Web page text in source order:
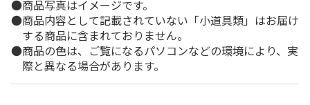
商品写真はイメージです。
商品内容として記載されていない「小道具類」はお届け
する商品に含まれておりません。
商品の色は、ご覧になるパソコンなどの環境により、実
際と異なる場合があります。